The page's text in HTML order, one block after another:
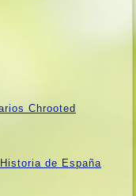
Chrooted
de España